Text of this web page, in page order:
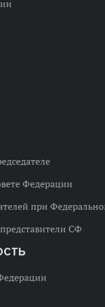
Федерации
при
СФ